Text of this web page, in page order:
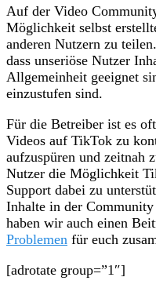
Auf der Video
Möglichkeit selbst
anderen Nutzern zu
dass unseriöse Nutzer
Allgemeinheit geeignet
einzustufen sind.
Für die Betreiber ist es
Videos auf TikTok zu
aufzuspüren und zeitnah
Nutzer die Möglichkeit
Support dabei zu
Inhalte in der
haben wir auch einen
Problemen für euch
[adrotate group=”1″]